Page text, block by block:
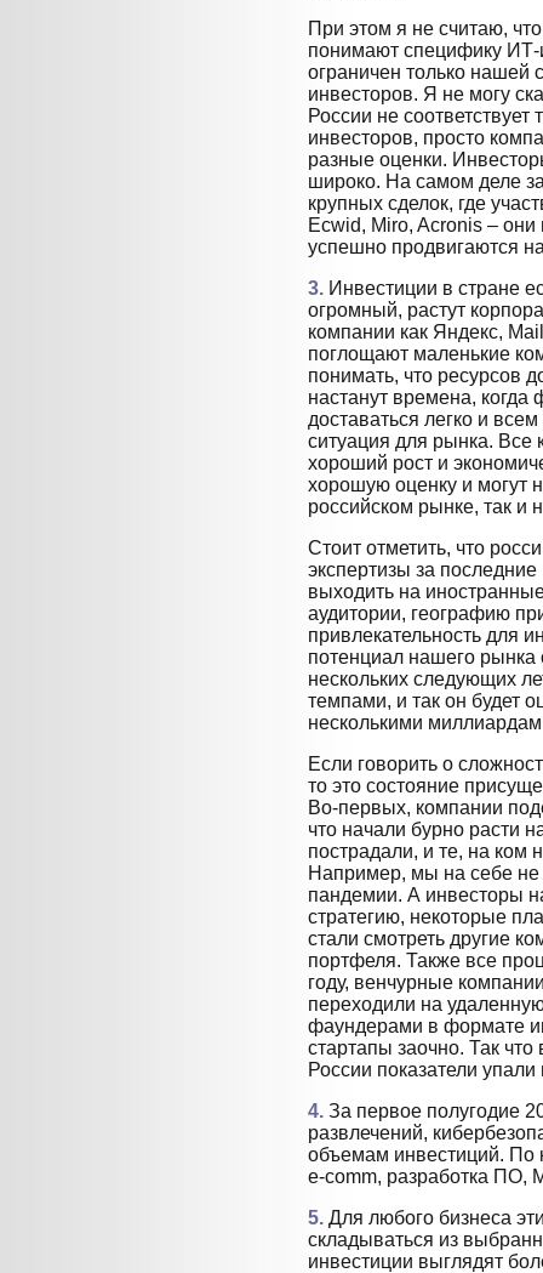
При этом я не считаю,
понимают специфику ИТ-
ограничен только нашей
инвесторов. Я не могу
России не
инвесторов, просто
разные оценки.
широко. На самом деле
крупных сделок, где
Ecwid, Miro, Acronis –
успешно продвигаются
3. Инвестиции в стране
огромный, растут
компании как Яндекс,
поглощают маленькие
понимать, что ресурсов
настанут времена, когда
доставаться легко и
ситуация для рынка. Все
хороший рост и
хорошую оценку и могут
российском рынке, так и
Стоит отметить, что
экспертизы за
выходить на
аудитории, географию
привлекательность для
потенциал нашего рынка
нескольких следующих
темпами, и так он будет
несколькими
Если говорить о
то это состояние
Во-первых, компании
что начали бурно расти
пострадали, и те, на ком
Например, мы на себе не
пандемии. А инвесторы
стратегию, некоторые
стали смотреть другие
портфеля. Также все
году, венчурные
переходили на
фаундерами в формате
стартапы заочно. Так
России показатели упали
4. За первое полугодие
развлечений,
объемам инвестиций. По
e-comm, разработка ПО,
5. Для любого бизнеса
складываться из
инвестиции выглядят